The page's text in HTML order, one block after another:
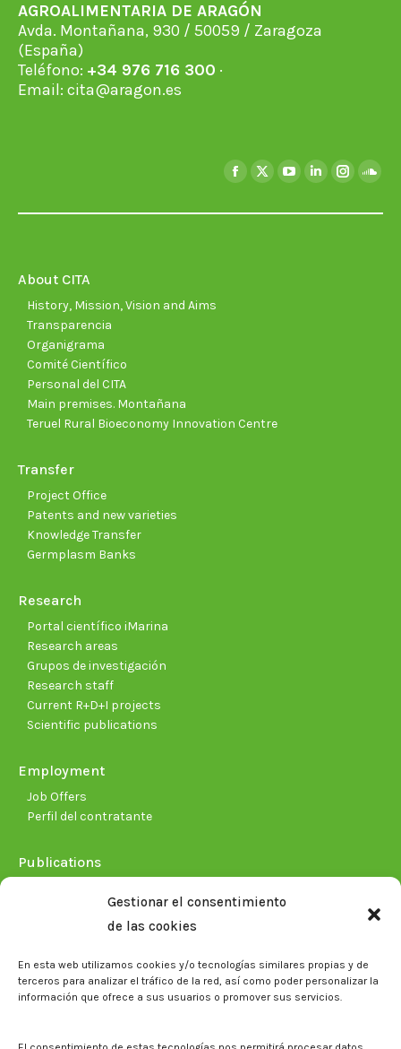
Gestionar el consentimiento
de las cookies
En esta web utilizamos cookies y/o tecnologías similares propias y de
terceros para analizar el tráfico de la red, así como poder personalizar la
información que ofrece a sus usuarios o promover sus servicios.
AGROALIMENTARIA DE ARAGÓN
Avda. Montañana, 930 / 50059 / Zaragoza
(España)
Teléfono: +34 976 716 300 ·
Email: cita@aragon.es
Facebook
X
YouTubeLinkedin
About CITA
History, Mission, Vision and Aims
Transparencia
Organigrama
Comité Científico
Personal del CITA
Main premises. Montañana
Teruel Rural Bioeconomy Innovation Centre
Transfer
Project Office
Patents and new varieties
Knowledge Transfer
Germplasm Banks
Research
Portal científico iMarina
Research areas
Grupos de investigación
Research staff
Current R+D+I projects
Scientific publications
Employment
Job Offers
Perfil del contratante
Publications
Memorias corporativas
Biblioteca. Repositorio CITAREA
Press
Noticias
El CITA en los medios de comunicación